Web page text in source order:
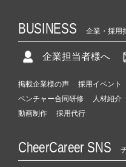
BUSINESS 企業・採用
企業担当者様へ
掲載企業様の声 採用イベント
ベンチャー合同研修
人材紹介
動画制作
採用代行
CheerCareer SNS